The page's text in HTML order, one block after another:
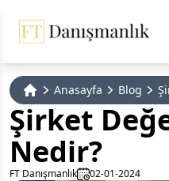
Home
Anasayfa Blog
Şirket
Nedir?
FT Danışmanlık 02-01-2024